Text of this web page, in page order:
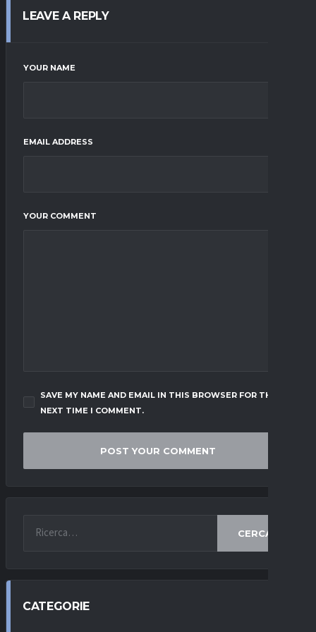
LEAVE A REPLY
YOUR NAME
EMAIL ADDRESS
YOUR COMMENT
SAVE MY NAME AND EMAIL IN THIS BROWSER FOR THE
NEXT TIME I COMMENT.
CERCA
CATEGORIE